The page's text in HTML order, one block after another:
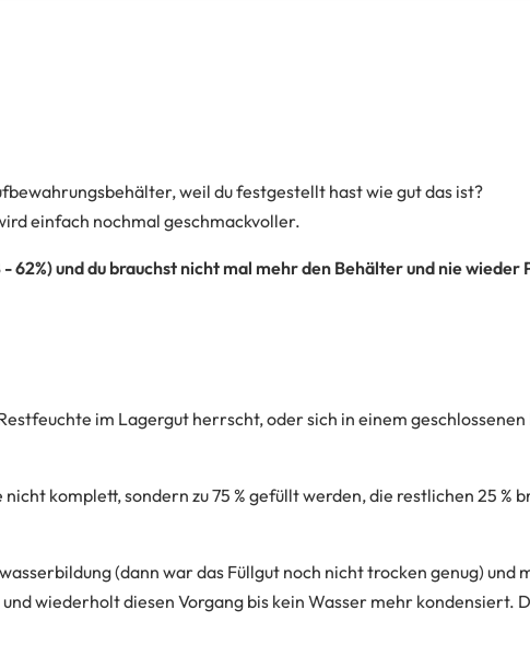
weil du festgestellt hast wie gut das ist?
einfach nochmal geschmackvoller.
62%) und du brauchst nicht mal mehr den Behälter und nie wieder
im Lagergut herrscht, oder sich in einem
komplett, sondern zu 75 % gefüllt werden, die restlichen 25 %
(dann war das Füllgut noch nicht trocken genug) und
wiederholt diesen Vorgang bis kein Wasser mehr kondensiert.